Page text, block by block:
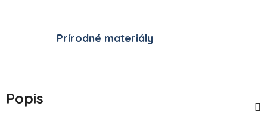
Prírodné materiály
Popis